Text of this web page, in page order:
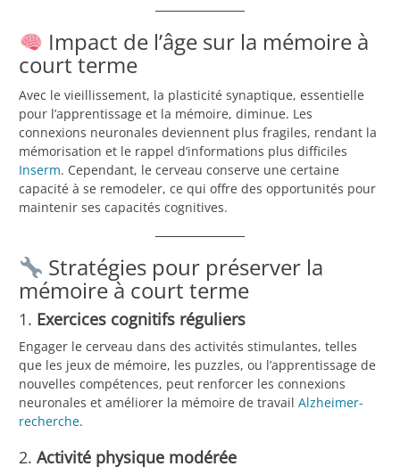
Impact de l’âge sur la mémoire à
court terme
Avec le vieillissement, la plasticité synaptique, essentielle
pour l’apprentissage et la mémoire, diminue. Les
connexions neuronales deviennent plus fragiles, rendant la
mémorisation et le rappel d’informations plus difficiles
Inserm. Cependant, le cerveau conserve une certaine
capacité à se remodeler, ce qui offre des opportunités pour
maintenir ses capacités cognitives.
Stratégies pour préserver la
mémoire à court terme
1. Exercices cognitifs réguliers
Engager le cerveau dans des activités stimulantes, telles
que les jeux de mémoire, les puzzles, ou l’apprentissage de
nouvelles compétences, peut renforcer les connexions
neuronales et améliorer la mémoire de travail Alzheimer-
recherche.
2. Activité physique modérée